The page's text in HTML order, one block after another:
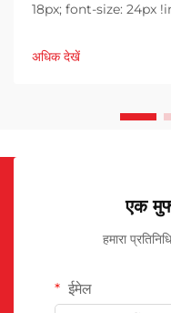
18px; font-size: 24px
margin-bottom:
w...
अधिक देखें
एक
हमारा
ईमेल